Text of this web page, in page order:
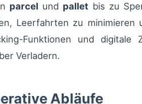
parcel und pallet bis zu
Leerfahrten zu
Funktionen und digitale
Verladern.
Abläufe